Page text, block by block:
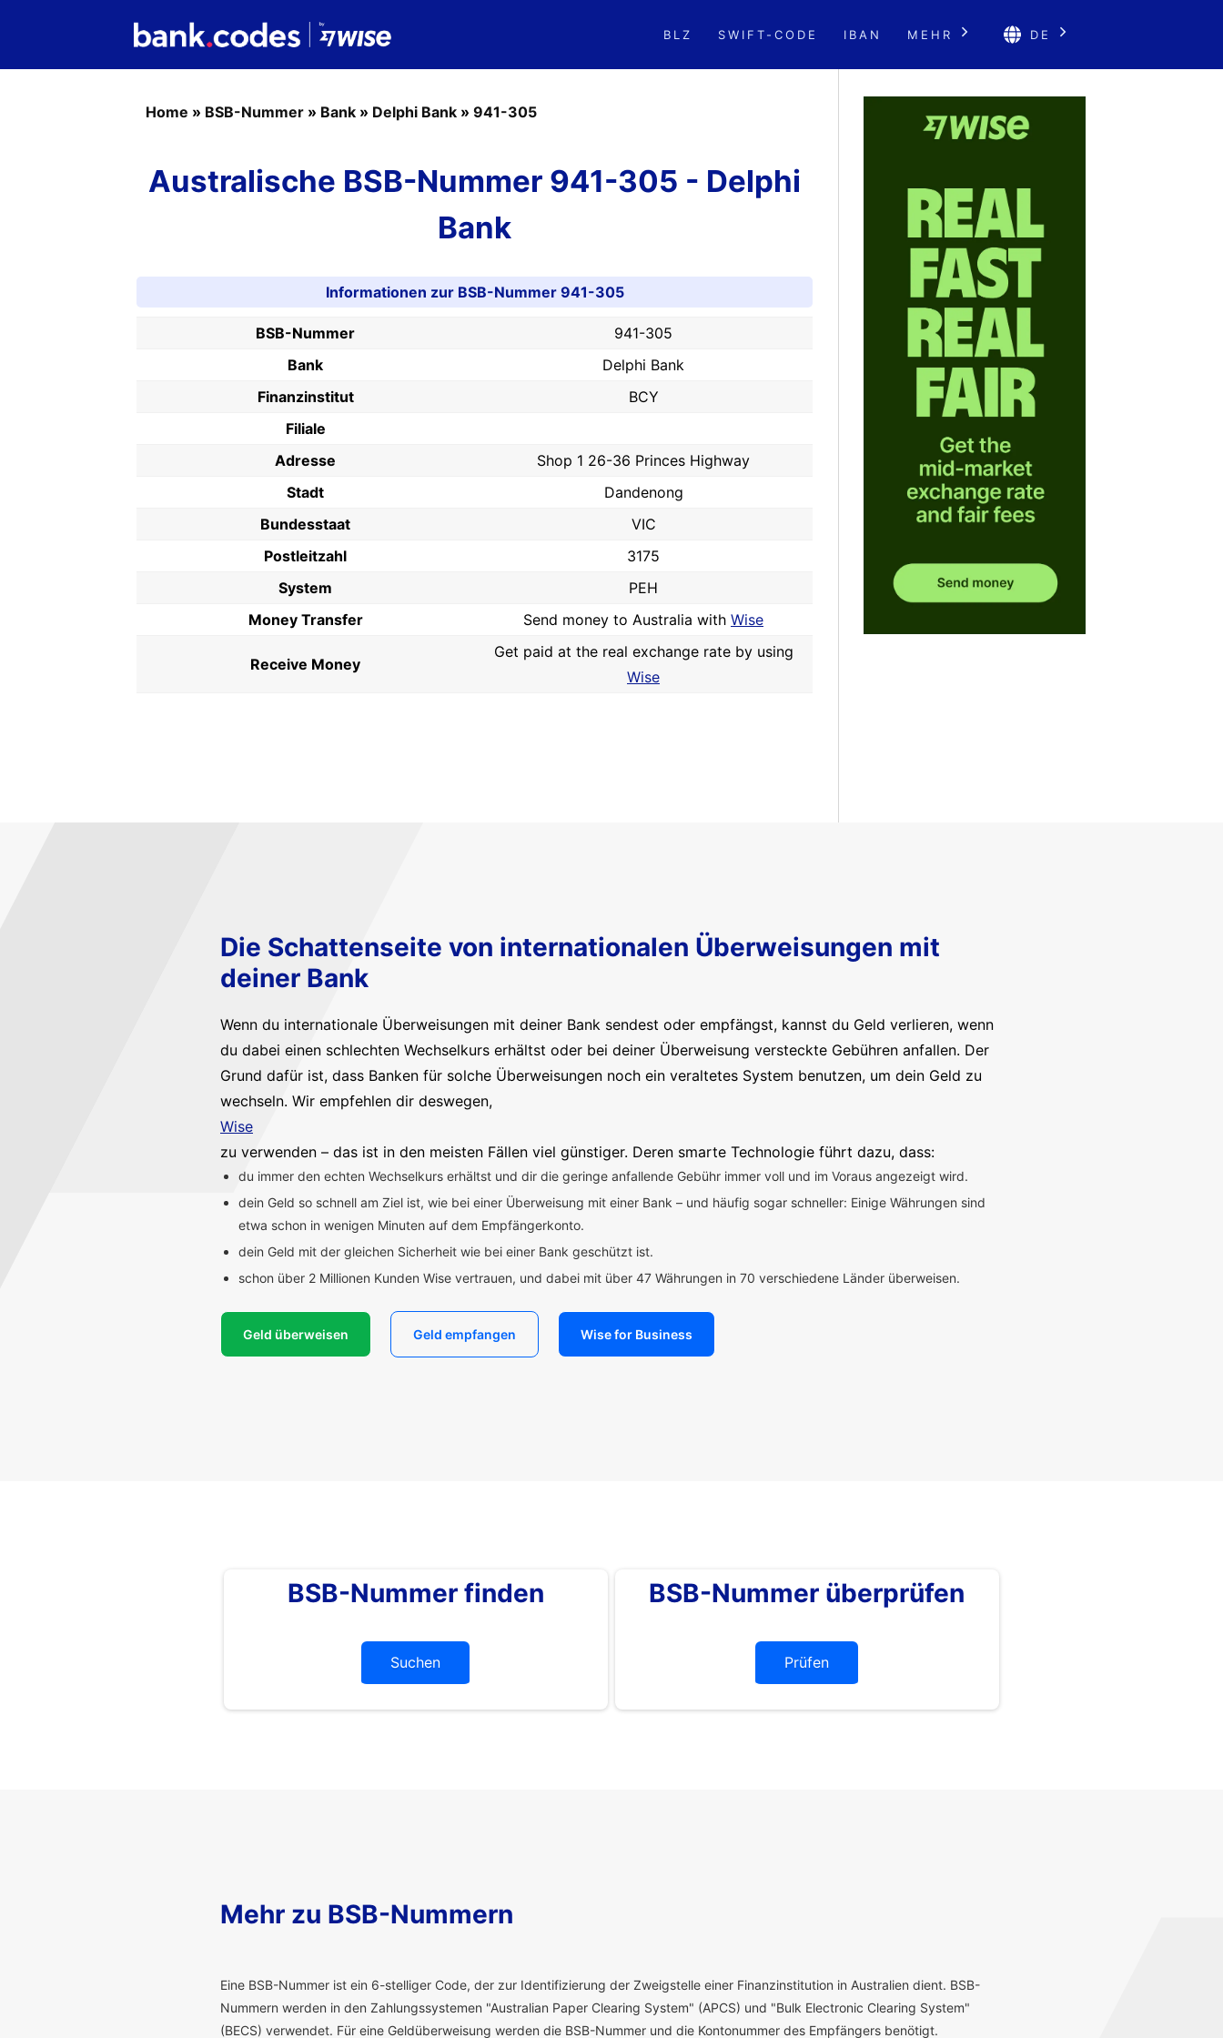
BLZ SWIFT-CODE IBAN MEHR DE
Home » BSB-Nummer » Bank » Delphi Bank » 941-305
Australische BSB-Nummer 941-305 - Delphi
Bank
Informationen zur BSB-Nummer 941-305
BSB-Nummer
941-305
Bank
Delphi Bank
Finanzinstitut
BCY
Filiale
Adresse
Shop 1 26-36 Princes Highway
Stadt
Dandenong
Bundesstaat
VIC
Postleitzahl
3175
System
PEH
Money Transfer
Send money to Australia with Wise
Receive Money
Get paid at the real exchange rate by using
Wise
Die Schattenseite von internationalen Überweisungen mit
deiner Bank
Wenn du internationale Überweisungen mit deiner Bank sendest oder empfängst, kannst du Geld verlieren, wenn
du dabei einen schlechten Wechselkurs erhältst oder bei deiner Überweisung versteckte Gebühren anfallen. Der
Grund dafür ist, dass Banken für solche Überweisungen noch ein veraltetes System benutzen, um dein Geld zu
wechseln. Wir empfehlen dir deswegen,
Wise
zu verwenden – das ist in den meisten Fällen viel günstiger. Deren smarte Technologie führt dazu, dass:
du immer den echten Wechselkurs erhältst und dir die geringe anfallende Gebühr immer voll und im Voraus angezeigt wird.
dein Geld so schnell am Ziel ist, wie bei einer Überweisung mit einer Bank – und häufig sogar schneller: Einige Währungen sind
etwa schon in wenigen Minuten auf dem Empfängerkonto.
dein Geld mit der gleichen Sicherheit wie bei einer Bank geschützt ist.
schon über 2 Millionen Kunden Wise vertrauen, und dabei mit über 47 Währungen in 70 verschiedene Länder überweisen.
Geld überweisen Geld empfangen Wise for Business
BSB-Nummer finden
Suchen
BSB-Nummer überprüfen
Prüfen
Mehr zu BSB-Nummern
Eine BSB-Nummer ist ein 6-stelliger Code, der zur Identifizierung der Zweigstelle einer Finanzinstitution in Australien dient. BSB-
Nummern werden in den Zahlungssystemen "Australian Paper Clearing System" (APCS) und "Bulk Electronic Clearing System"
(BECS) verwendet. Für eine Geldüberweisung werden die BSB-Nummer und die Kontonummer des Empfängers benötigt.